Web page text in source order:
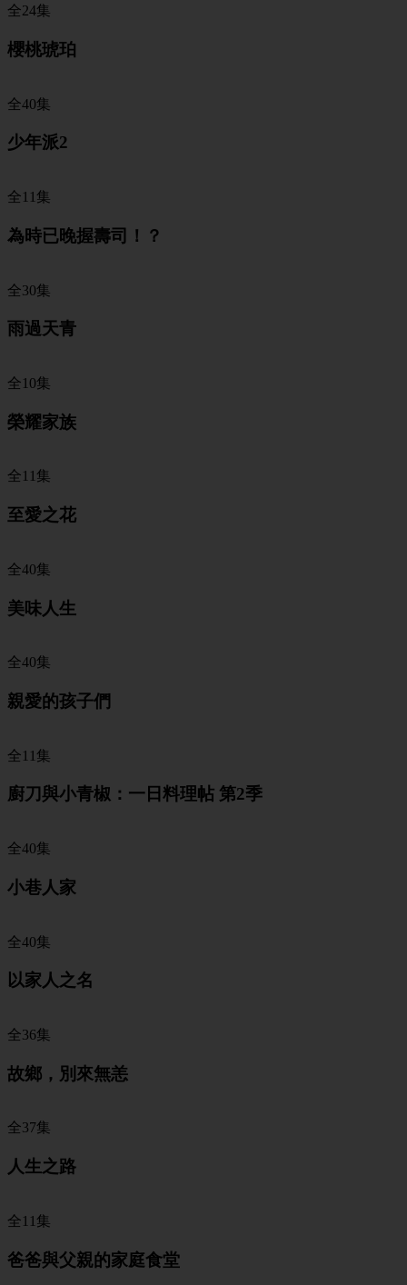
全24集
櫻桃琥珀
全40集
少年派2
全11集
為時已晚握壽司！？
全30集
雨過天青
全10集
榮耀家族
全11集
至愛之花
全40集
美味人生
全40集
親愛的孩子們
全11集
廚刀與小青椒：一日料理帖 第2季
全40集
小巷人家
全40集
以家人之名
全36集
故鄉，別來無恙
全37集
人生之路
全11集
爸爸與父親的家庭食堂